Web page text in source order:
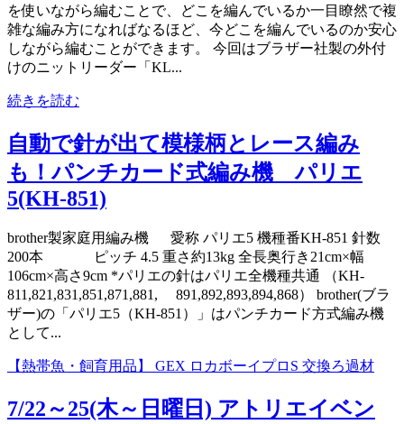
を使いながら編むことで、どこを編んでいるか一目瞭然で複
雑な編み方になればなるほど、今どこを編んでいるのか安心
しながら編むことができます。 今回はブラザー社製の外付
けのニットリーダー「KL...
続きを読む
自動で針が出て模様柄とレース編み
も！パンチカード式編み機 パリエ
5(KH-851)
brother製家庭用編み機 愛称 パリエ5 機種番KH-851 針数
200本 ピッチ 4.5 重さ約13kg 全長奥行き21cm×幅
106cm×高さ9cm *パリエの針はパリエ全機種共通 （KH-
811,821,831,851,871,881, 891,892,893,894,868） brother(ブラ
ザー)の「パリエ5（KH-851）」はパンチカード方式編み機
として...
【熱帯魚・飼育用品】 GEX ロカボーイプロS 交換ろ過材
7/22～25(木～日曜日) アトリエイベン